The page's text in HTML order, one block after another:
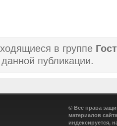
в группе
публикации.
© Все права
материалов
индексируется,